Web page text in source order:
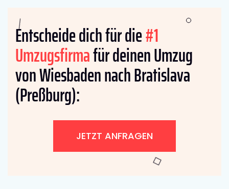
Entscheide dich für die#1
Umzugsfirmafür deinen Umzug
von Wiesbaden nach Bratislava
(Preßburg):
JETZT ANFRAGEN